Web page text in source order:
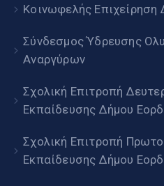
Κοινωφελής Επιχείρηση
Σύνδεσμος Ύδρευσης
Αναργύρων
Σχολική Επιτροπή
Εκπαίδευσης Δήμου
Σχολική Επιτροπή
Εκπαίδευσης Δήμου